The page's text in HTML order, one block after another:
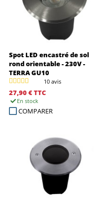
Spot LED encastré de sol
rond orientable - 230V -
TERRA GU10
10 avis
27,90 €TTC
En stock
COMPARER